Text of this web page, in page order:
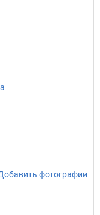
фотографии